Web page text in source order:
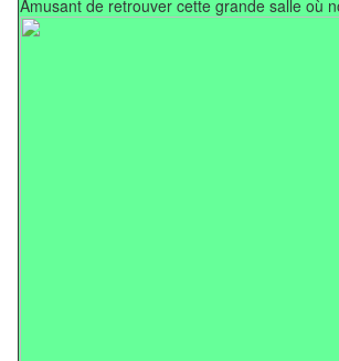
Amusant de retrouver cette grande salle où